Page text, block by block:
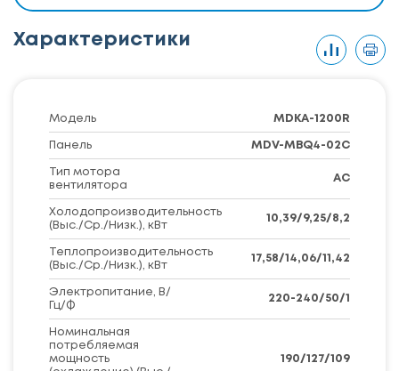
Характеристики
Модель MDKA-1200R
Панель MDV-MBQ4-02C
Тип мотора
вентилятора
АС
Холодопроизводительность
(Выс./Ср./Низк.), кВт
10,39/9,25/8,2
Теплопроизводительность
(Выс./Ср./Низк.), кВт
17,58/14,06/11,42
Электропитание, В/
Гц/Ф
220-240/50/1
Номинальная
потребляемая
мощность
190/127/109